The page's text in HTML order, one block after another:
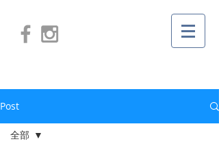
Post
全部